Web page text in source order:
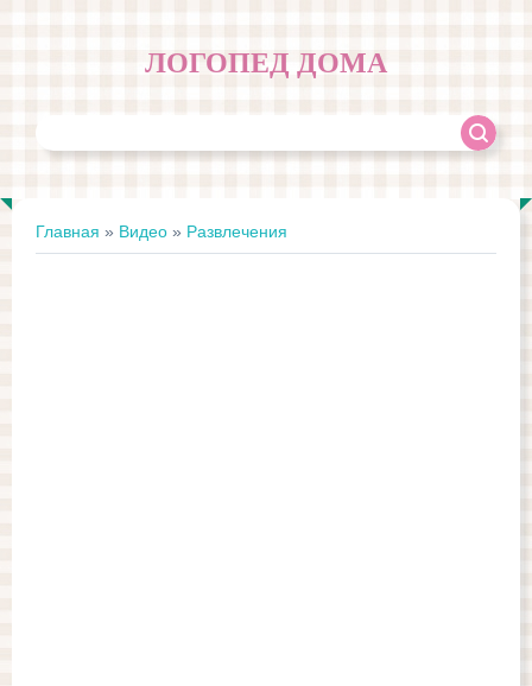
ЛОГОПЕД ДОМА
Главная » Видео » Развлечения